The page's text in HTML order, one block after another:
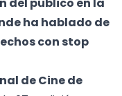
ha hablado de
con stop
de Cine de